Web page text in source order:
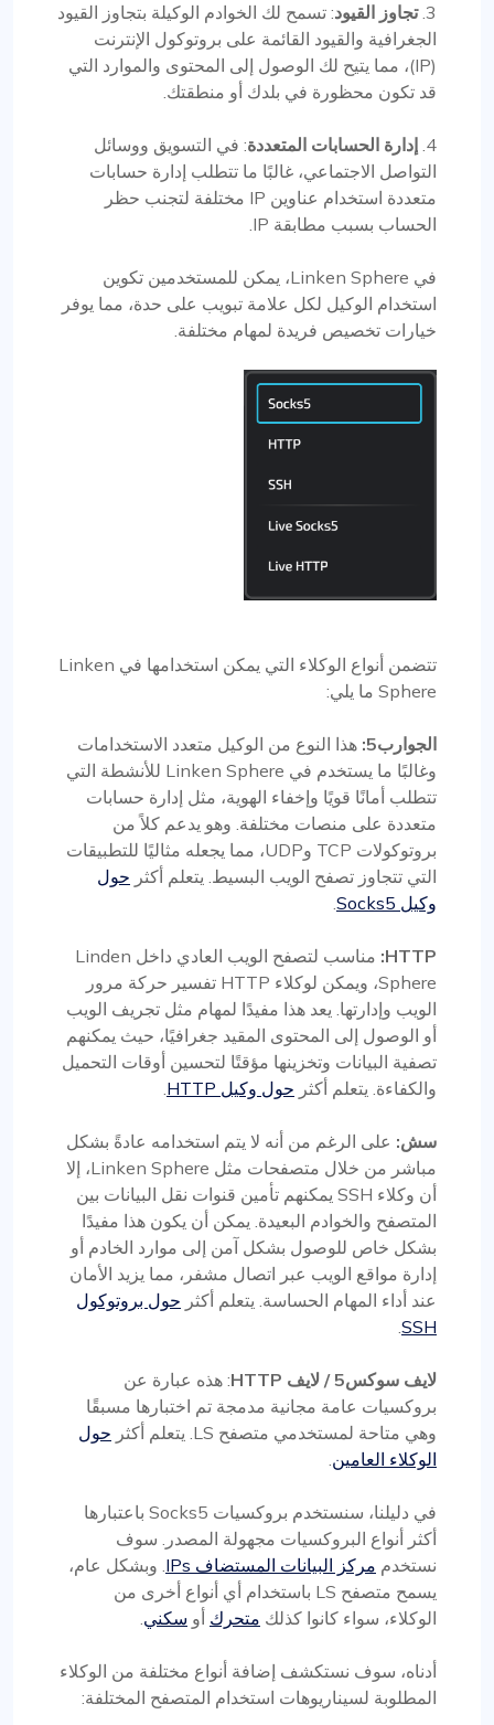
3. تجاوز القيود: تسمح لك الخوادم الوكيلة بتجاوز القيود
الجغرافية والقيود القائمة على بروتوكول الإنترنت
(IP)، مما يتيح لك الوصول إلى المحتوى والموارد التي
قد تكون محظورة في بلدك أو منطقتك.
4. إدارة الحسابات المتعددة: في التسويق ووسائل
التواصل الاجتماعي، غالبًا ما تتطلب إدارة حسابات
متعددة استخدام عناوين IP مختلفة لتجنب حظر
الحساب بسبب مطابقة IP.
في Linken Sphere، يمكن للمستخدمين تكوين
استخدام الوكيل لكل علامة تبويب على حدة، مما يوفر
خيارات تخصيص فريدة لمهام مختلفة.
تتضمن أنواع الوكلاء التي يمكن استخدامها في Linken
Sphere ما يلي:
الجوارب5:
هذا النوع من الوكيل متعدد الاستخدامات
وغالبًا ما يستخدم في Linken Sphere للأنشطة التي
تتطلب أمانًا قويًا وإخفاء الهوية، مثل إدارة حسابات
متعددة على منصات مختلفة. وهو يدعم كلاً من
بروتوكولات TCP وUDP، مما يجعله مثاليًا للتطبيقات
التي تتجاوز تصفح الويب البسيط. يتعلم أكثر حول
وكيل Socks5
.
HTTP:
مناسب لتصفح الويب العادي داخل Linden
Sphere، ويمكن لوكلاء HTTP تفسير حركة مرور
الويب وإدارتها. يعد هذا مفيدًا لمهام مثل تجريف الويب
أو الوصول إلى المحتوى المقيد جغرافيًا، حيث يمكنهم
تصفية البيانات وتخزينها مؤقتًا لتحسين أوقات التحميل
والكفاءة. يتعلم أكثر حول وكيل HTTP .
سش: على الرغم من أنه لا يتم استخدامه عادةً بشكل
مباشر من خلال متصفحات مثل Linken Sphere، إلا
أن وكلاء SSH يمكنهم تأمين قنوات نقل البيانات بين
المتصفح والخوادم البعيدة. يمكن أن يكون هذا مفيدًا
بشكل خاص للوصول بشكل آمن إلى موارد الخادم أو
إدارة مواقع الويب عبر اتصال مشفر، مما يزيد الأمان
عند أداء المهام الحساسة. يتعلم أكثر حول بروتوكول
SSH
.
لايف سوكس5 / لايف HTTP
: هذه عبارة عن
بروكسيات عامة مجانية مدمجة تم اختبارها مسبقًا
وهي متاحة لمستخدمي متصفح LS. يتعلم أكثر
حول
الوكلاء العامين.
في دليلنا، سنستخدم بروكسيات Socks5 باعتبارها
أكثر أنواع البروكسيات مجهولة المصدر. سوف
نستخدم مركز البيانات المستضاف IPs
. وبشكل عام،
يسمح متصفح LS باستخدام أي أنواع أخرى من
الوكلاء، سواء كانوا كذلك متحرك أو سكني.
أدناه، سوف نستكشف إضافة أنواع مختلفة من الوكلاء
المطلوبة لسيناريوهات استخدام المتصفح المختلفة: